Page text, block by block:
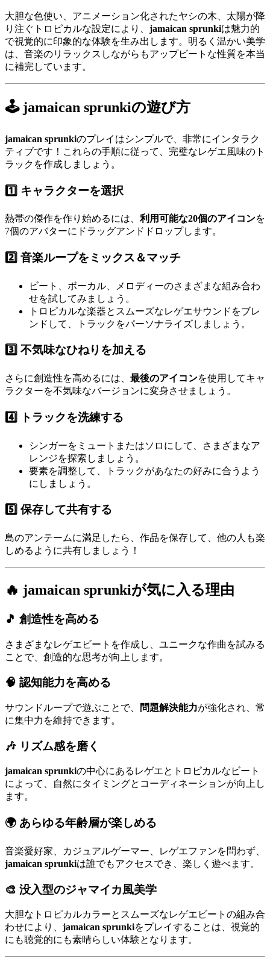
大胆な色使い、アニメーション化されたヤシの木、太陽が降
り注ぐトロピカルな設定により、 jamaican sprunkiは魅力的
で視覚的に印象的な体験を生み出します。明るく温かい美学
は、音楽のリラックスしながらもアップビートな性質を本当
に補完しています。
🕹️ jamaican sprunkiの遊び方
jamaican sprunkiのプレイはシンプルで、非常にインタラク
ティブです！これらの手順に従って、完璧なレゲエ風味のト
ラックを作成しましょう。
1️⃣ キャラクターを選択
熱帯の傑作を作り始めるには、 利用可能な20個のアイコンを
7個のアバターにドラッグアンドドロップします。
2️⃣ 音楽ループをミックス＆マッチ
ビート、ボーカル、メロディーのさまざまな組み合わ
せを試してみましょう。
トロピカルな楽器とスムーズなレゲエサウンドをブレ
ンドして、トラックをパーソナライズしましょう。
3️⃣ 不気味なひねりを加える
さらに創造性を高めるには、 最後のアイコンを使用してキャ
ラクターを不気味なバージョンに変身させましょう。
4️⃣ トラックを洗練する
シンガーをミュートまたはソロにして、さまざまなア
レンジを探索しましょう。
要素を調整して、トラックがあなたの好みに合うよう
にしましょう。
5️⃣ 保存して共有する
島のアンテームに満足したら、作品を保存して、他の人も楽
しめるように共有しましょう！
🔥 jamaican sprunkiが気に入る理由
🎵 創造性を高める
さまざまなレゲエビートを作成し、ユニークな作曲を試みる
ことで、創造的な思考が向上します。
🧠 認知能力を高める
サウンドループで遊ぶことで、 問題解決能力が強化され、常
に集中力を維持できます。
🎶 リズム感を磨く
jamaican sprunkiの中心にあるレゲエとトロピカルなビート
によって、自然にタイミングとコーディネーションが向上し
ます。
🌍 あらゆる年齢層が楽しめる
音楽愛好家、カジュアルゲーマー、レゲエファンを問わず、
jamaican sprunkiは誰でもアクセスでき、楽しく遊べます。
🎨 没入型のジャマイカ風美学
大胆なトロピカルカラーとスムーズなレゲエビートの組み合
わせにより、 jamaican sprunkiをプレイすることは、視覚的
にも聴覚的にも素晴らしい体験となります。